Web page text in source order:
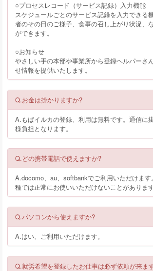
○プロセスレコード（サービス記録）入力機能
スケジュールごとのサービス記録を入力できる
者のその日のご様子、食事の召し上がり状況、
ができます。
○お知らせ
やさしい手の本部や事業所から登録ヘルパーさ
せ情報を提供いたします。
Q.お金は掛かりますか?
A.もばイルカの登録、利用は無料です。通信に
様負担となります。
Q.どの携帯電話で使えますか?
A.docomo、au、softbankでご利用いただけま
種では正常にお使いいただけないことがあります
Q.パソコンから使えますか?
A.はい、ご利用いただけます。
Q.就労希望を登録したお仕事は必ず依頼が来ま